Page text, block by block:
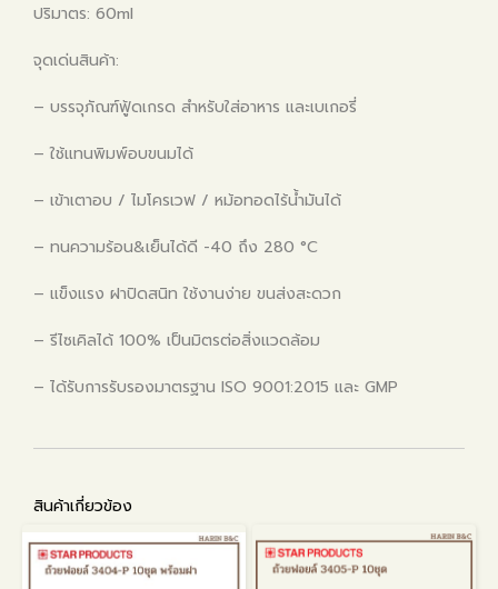
ปริมาตร: 60ml
จุดเด่นสินค้า:
– บรรจุภัณฑ์ฟู้ดเกรด สำหรับใส่อาหาร และเบเกอรี่
– ใช้แทนพิมพ์อบขนมได้
– เข้าเตาอบ / ไมโครเวฟ / หม้อทอดไร้น้ำมันได้
– ทนความร้อน&เย็นได้ดี -40 ถึง 280 °C
– แข็งแรง ฝาปิดสนิท ใช้งานง่าย ขนส่งสะดวก
– รีไซเคิลได้ 100% เป็นมิตรต่อสิ่งแวดล้อม
– ได้รับการรับรองมาตรฐาน ISO 9001:2015 และ GMP
สินค้าเกี่ยวข้อง